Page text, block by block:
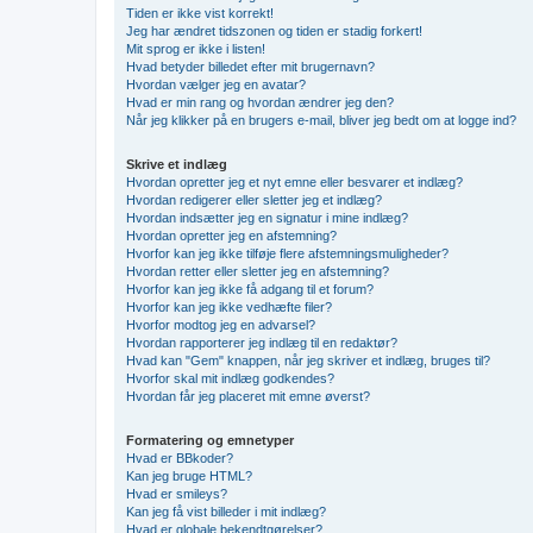
Tiden er ikke vist korrekt!
Jeg har ændret tidszonen og tiden er stadig forkert!
Mit sprog er ikke i listen!
Hvad betyder billedet efter mit brugernavn?
Hvordan vælger jeg en avatar?
Hvad er min rang og hvordan ændrer jeg den?
Når jeg klikker på en brugers e-mail, bliver jeg bedt om at logge ind?
Skrive et indlæg
Hvordan opretter jeg et nyt emne eller besvarer et indlæg?
Hvordan redigerer eller sletter jeg et indlæg?
Hvordan indsætter jeg en signatur i mine indlæg?
Hvordan opretter jeg en afstemning?
Hvorfor kan jeg ikke tilføje flere afstemningsmuligheder?
Hvordan retter eller sletter jeg en afstemning?
Hvorfor kan jeg ikke få adgang til et forum?
Hvorfor kan jeg ikke vedhæfte filer?
Hvorfor modtog jeg en advarsel?
Hvordan rapporterer jeg indlæg til en redaktør?
Hvad kan "Gem" knappen, når jeg skriver et indlæg, bruges til?
Hvorfor skal mit indlæg godkendes?
Hvordan får jeg placeret mit emne øverst?
Formatering og emnetyper
Hvad er BBkoder?
Kan jeg bruge HTML?
Hvad er smileys?
Kan jeg få vist billeder i mit indlæg?
Hvad er globale bekendtgørelser?